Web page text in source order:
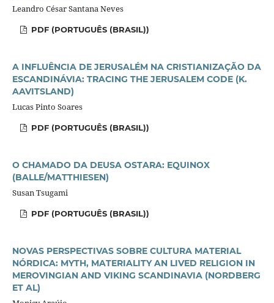
Leandro César Santana Neves
PDF (PORTUGUÊS (BRASIL))
A INFLUÊNCIA DE JERUSALÉM NA CRISTIANIZAÇÃO DA
ESCANDINÁVIA: TRACING THE JERUSALEM CODE (K.
AAVITSLAND)
Lucas Pinto Soares
PDF (PORTUGUÊS (BRASIL))
O CHAMADO DA DEUSA OSTARA: EQUINOX
(BALLE/MATTHIESEN)
Susan Tsugami
PDF (PORTUGUÊS (BRASIL))
NOVAS PERSPECTIVAS SOBRE CULTURA MATERIAL
NÓRDICA: MYTH, MATERIALITY AN LIVED RELIGION IN
MEROVINGIAN AND VIKING SCANDINAVIA (NORDBERG
ET AL)